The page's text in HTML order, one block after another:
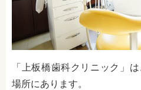
「上板橋歯科クリニック」
場所にあります。